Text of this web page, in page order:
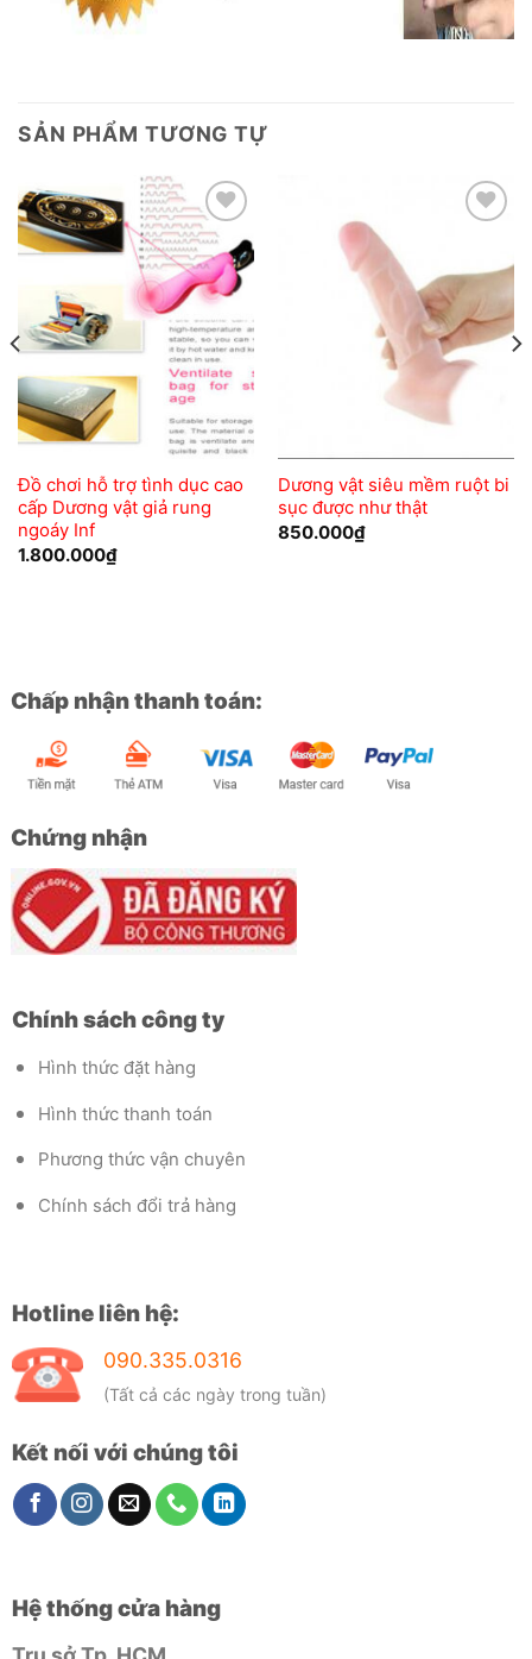
SẢN PHẨM TƯƠNG TỰ
Add to
wishlist
Đồ chơi hỗ trợ tình dục cao
cấp Dương vật giả rung
ngoáy Inf
1.800.000₫
Add to
wishlist
Dương vật siêu mềm ruột bi
sục được như thật
850.000₫
Chấp nhận thanh toán:
Chứng nhận
Chính sách công ty
Hình thức đặt hàng
Hình thức thanh toán
Phương thức vận chuyên
Chính sách đổi trả hàng
Hotline liên hệ:
090.335.0316
(Tất cả các ngày trong tuần)
Kết nối với chúng tôi
Hệ thống cửa hàng